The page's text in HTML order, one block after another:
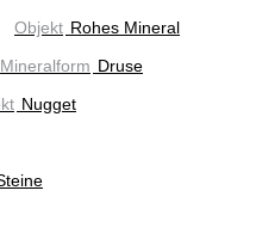
Objekt Rohes Mineral
Mineralform Druse
Nugget